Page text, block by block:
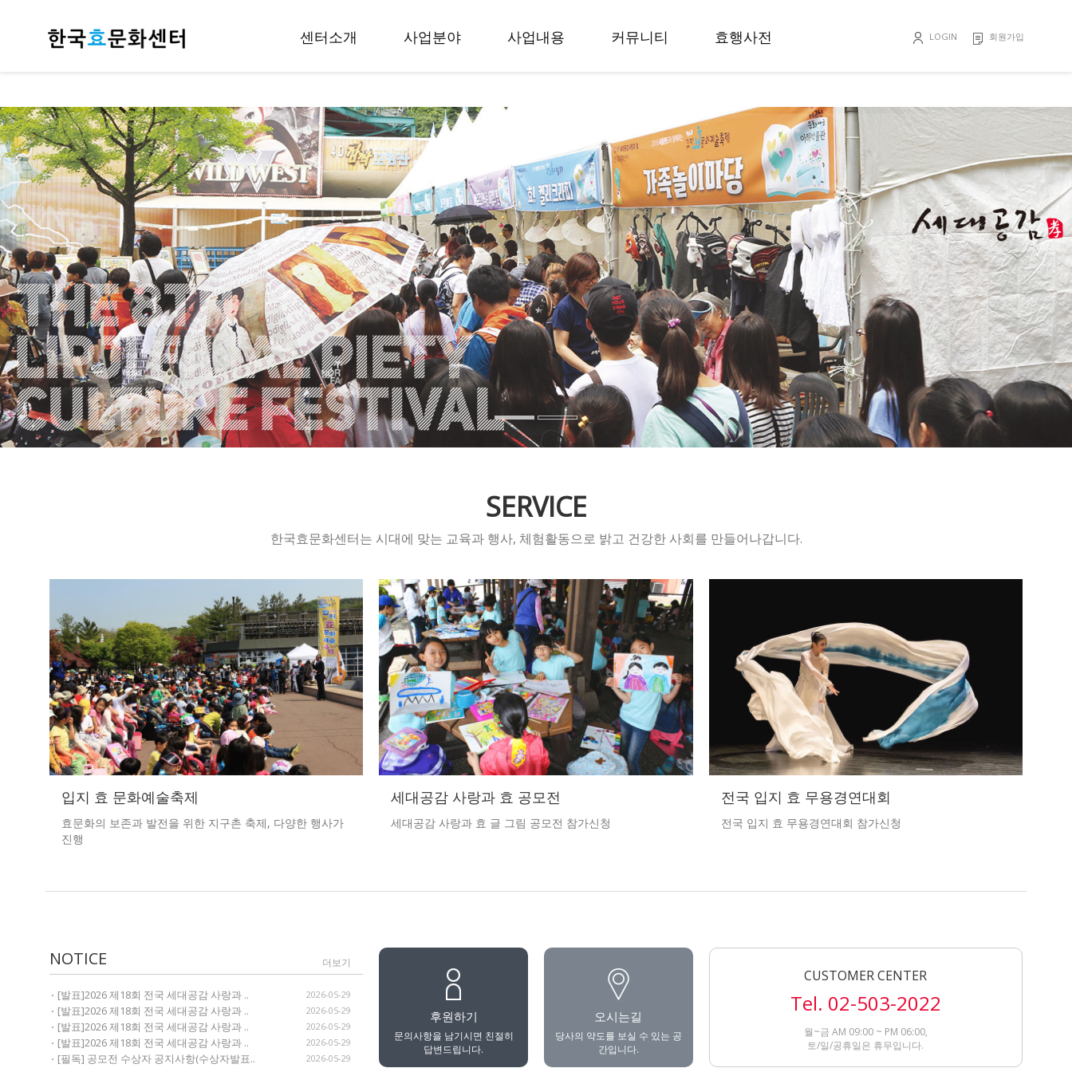
LOGIN 회원가입
센터소개
인사말
개요
조직안내
후원하기
재정공지
오시는길
사업분야
축제
공모
무용
교육
사회공헌
출판
창작
사업내용
입지 효 문화예술축
공모전
입지 효 무용대회
대한민국 효 무용제
학술회의
교육활동
사회공헌
출판&컨텐츠
커뮤니티
사진갤러리
동영상
회원소식
참가신청
효행사전
효행록
SERVICE
한국효문화센터는 시대에 맞는 교육과 행사, 체험활동으로 밝고 건강한 사회를 만들어나갑니다.
입지 효 문화예술축제
효문화의 보존과 발전을 위한 지구촌 축제, 다양한 행사가
진행
세대공감 사랑과 효 공모전
세대공감 사랑과 효 글 그림 공모전 참가신청
전국 입지 효 무용경연대회
전국 입지 효 무용경연대회 참가신청
NOTICE
[발표]2026 제18회 전국 세대공감 사랑과 .. 2026-05-29
[발표]2026 제18회 전국 세대공감 사랑과 .. 2026-05-29
[발표]2026 제18회 전국 세대공감 사랑과 .. 2026-05-29
[발표]2026 제18회 전국 세대공감 사랑과 .. 2026-05-29
[필독] 공모전 수상자 공지사항(수상자발표.. 2026-05-29
더보기
후원하기
문의사항을 남기시면 친절히
답변드립니다.
오시는길
당사의 약도를 보실 수 있는 공
간입니다.
CUSTOMER CENTER
Tel. 02-503-2022
월~금 AM 09:00 ~ PM 06:00,
토/일/공휴일은 휴무입니다.